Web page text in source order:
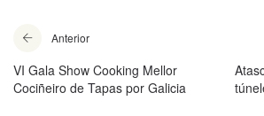
Anterior
VI Gala Show Cooking Mellor
Cociñeiro de Tapas por Galicia